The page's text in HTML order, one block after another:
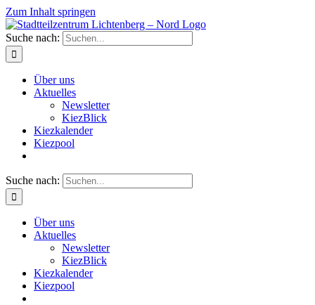
Zum Inhalt springen
Suche nach:
Über uns
Aktuelles
Newsletter
KiezBlick
Kiezkalender
Kiezpool
Suche nach:
Über uns
Aktuelles
Newsletter
KiezBlick
Kiezkalender
Kiezpool